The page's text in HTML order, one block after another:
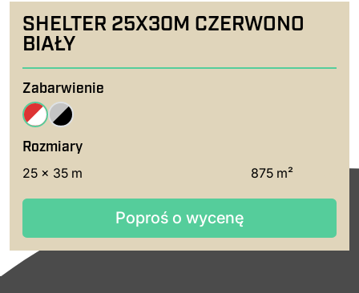
SHELTER 25X30M CZERWONO
BIAŁY
Zabarwienie
Rozmiary
25 x 35 m 875 m²
Poproś o wycenę
Poproś o wycenę